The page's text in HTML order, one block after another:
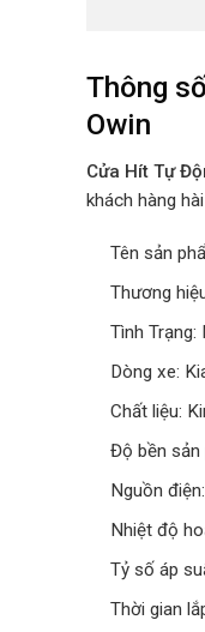
Thông
Owin
Cửa Hít Tự
khách hàng
Tên sản
Thương
Tình Trạng:
Dòng xe:
Chất liệu:
Độ bền sản
Nguồn
Nhiệt độ
Tỷ số áp
Thời gian